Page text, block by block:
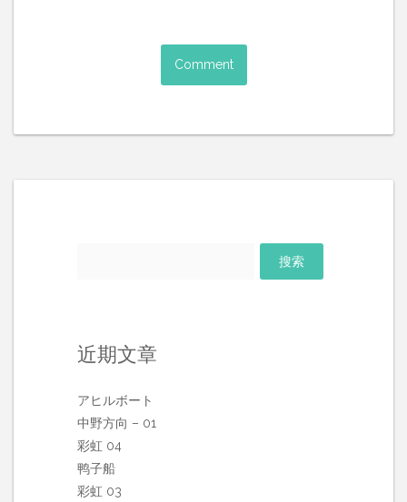
近期文章
アヒルボート
中野方向 – 01
彩虹 04
鸭子船
彩虹 03